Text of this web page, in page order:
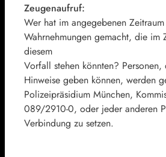
Zeugenaufruf:
Wer hat im angegebenen
Wahrnehmungen gemacht, die im
diesem
Vorfall stehen könnten?
Hinweise geben können, werden
Polizeipräsidium München,
089/2910-0, oder jeder anderen
Verbindung zu setzen.